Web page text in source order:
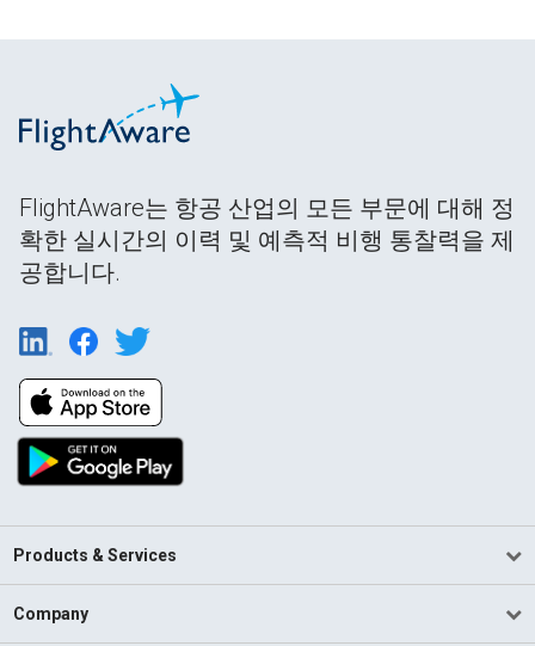
FlightAware는 항공 산업의 모든 부문에 대해 정
확한 실시간의 이력 및 예측적 비행 통찰력을 제
공합니다.
Products & Services
Company